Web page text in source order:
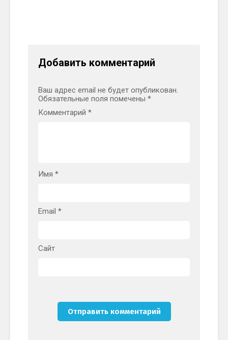
Добавить комментарий
Ваш адрес email не будет опубликован.
Обязательные поля помечены *
Комментарий *
Имя *
Email *
Сайт